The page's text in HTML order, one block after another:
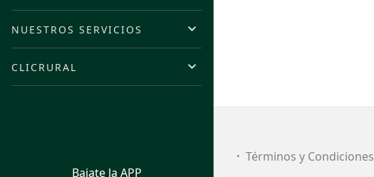
NUESTROS SERVICIOS
CLICRURAL
Bajate la APP
Términos y Condiciones